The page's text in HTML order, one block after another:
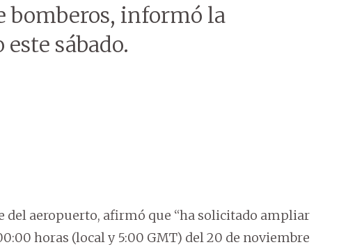
bomberos, informó la
sábado.
del aeropuerto, afirmó que “ha solicitado ampliar
horas (local y 5:00 GMT) del 20 de noviembre